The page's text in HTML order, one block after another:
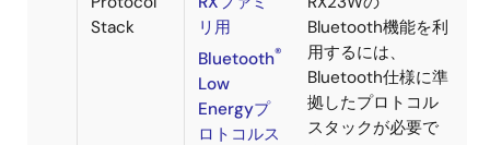
シリアルフ
ラッシュメ
モリ・
QSPIシリ
アル相変化
SPI/QSPIバスシリ
アルフラッシュメ
モリ用、QSPIバス
シリアル相変化メ
モリ用デバイスド